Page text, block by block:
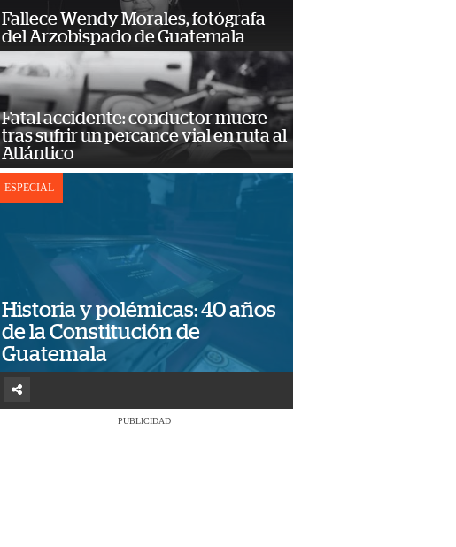
Fallece Wendy Morales, fotógrafa
del Arzobispado de Guatemala
Fatal accidente: conductor muere
tras sufrir un percance vial en ruta al
Atlántico
ESPECIAL
Historia y polémicas: 40 años
de la Constitución de
Guatemala
PUBLICIDAD